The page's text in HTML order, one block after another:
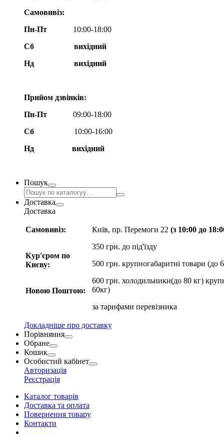
Самовивіз:
Пн-Пт
10:00-18:00
Сб
вихідний
Нд
вихідний
Прийом дзвінків:
Пн-Пт
09:00-18:00
Сб
10:00-16:00
Нд вихідний
Пошук
Доставка
Доставка
Самовивіз:
Кур'єром по
Києву:
Новою Поштою:
Київ, пр. Перемоги 22 (з 10:00 до
350 грн. до під'їзду
500 грн. крупногабаритні товари (до
600 грн. холодильники(до 80 кг)
60кг)
за тарифами перевізника
Докладніше про доставку
Порівняння
Обране
Кошик
Особистий кабінет
Авторизація
Реєстрація
Каталог товарів
Доставка та оплата
Повернення товару
Контакти